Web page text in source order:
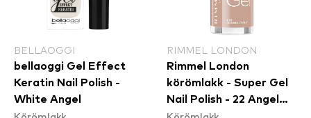
BELLAOGGI
bellaoggi Gel Effect
Keratin Nail Polish -
White Angel
RIMMEL LONDON
Rimmel London
körömlakk - Super Gel
Nail Polish - 22 Angel